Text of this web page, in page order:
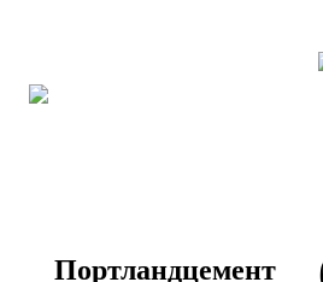
Портландцемент